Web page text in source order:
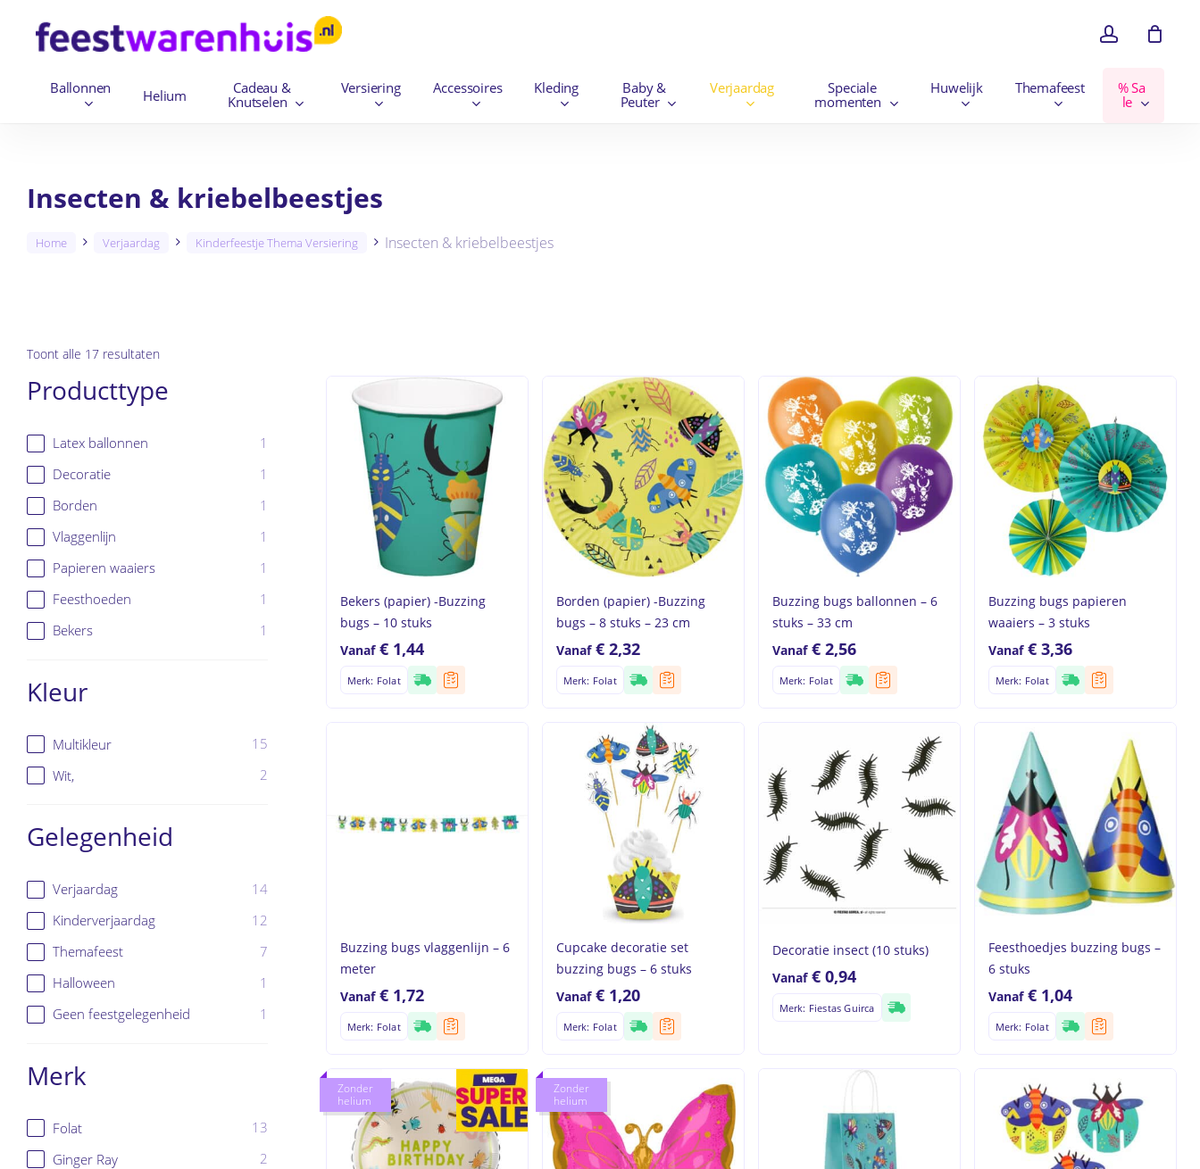
Ballonnen Helium
Cadeau &
Knutselen
Versiering Accessoires Kleding
Baby &
Peuter
Verjaardag
Speciale
momenten
Huwelijk Themafeest %Sa
le
Close
Insecten & kriebelbeestjes
Toont alle 17 resultaten
Home Verjaardag Kinderfeestje Thema Versiering Insecten & kriebelbeestjes
Producttype
Latex ballonnen
1
Decoratie
1
Borden
1
Vlaggenlijn
1
Papieren waaiers
1
Feesthoeden
1
Bekers
1
Kleur
Multikleur
15
Wit,
2
Gelegenheid
Verjaardag
14
Kinderverjaardag
12
Themafeest
7
Halloween
1
Geen feestgelegenheid
1
Merk
Folat
13
Ginger Ray
2
Bekers (papier) -Buzzing
bugs – 10 stuks
Vanaf€ 1,44
Merk: Folat
Borden (papier) -Buzzing
bugs – 8 stuks – 23 cm
Vanaf€ 2,32
Merk: Folat
Buzzing bugs ballonnen – 6
stuks – 33 cm
Vanaf€ 2,56
Merk: Folat
Buzzing bugs papieren
waaiers – 3 stuks
Vanaf€ 3,36
Merk: Folat
Buzzing bugs vlaggenlijn – 6
meter
Vanaf€ 1,72
Merk: Folat
Cupcake decoratie set
buzzing bugs – 6 stuks
Vanaf€ 1,20
Merk: Folat
Decoratie insect (10 stuks)
Vanaf€ 0,94
Merk: Fiestas Guirca
Feesthoedjes buzzing bugs –
6 stuks
Vanaf€ 1,04
Merk: Folat
Zonder
helium
Zonder
helium